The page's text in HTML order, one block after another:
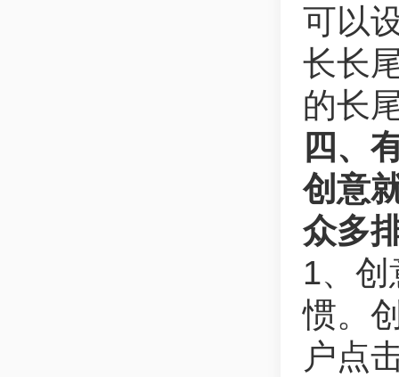
可以
长长
的长
四、
创意
众多
1、
惯。
户点